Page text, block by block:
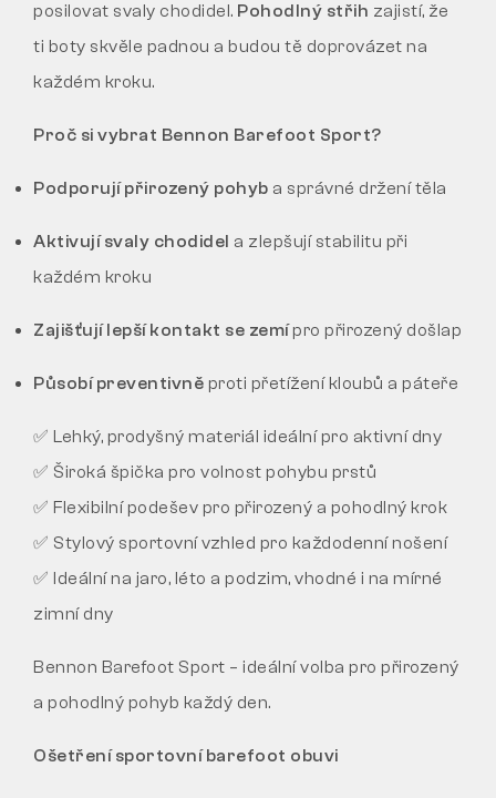
posilovat svaly chodidel. Pohodlný střih zajistí, že
ti boty skvěle padnou a budou tě doprovázet na
každém kroku.
Proč si vybrat Bennon Barefoot Sport?
Podporují přirozený pohyb a správné držení těla
Aktivují svaly chodidel a zlepšují stabilitu při
každém kroku
Zajišťují lepší kontakt se zemípro přirozený došlap
Působí preventivně proti přetížení kloubů a páteře
✅ Lehký, prodyšný materiál ideální pro aktivní dny
✅ Široká špička pro volnost pohybu prstů
✅ Flexibilní podešev pro přirozený a pohodlný krok
✅ Stylový sportovní vzhled pro každodenní nošení
✅ Ideální na jaro, léto a podzim, vhodné i na mírné
zimní dny
Bennon Barefoot Sport – ideální volba pro přirozený
a pohodlný pohyb každý den.
Ošetření sportovní barefoot obuvi